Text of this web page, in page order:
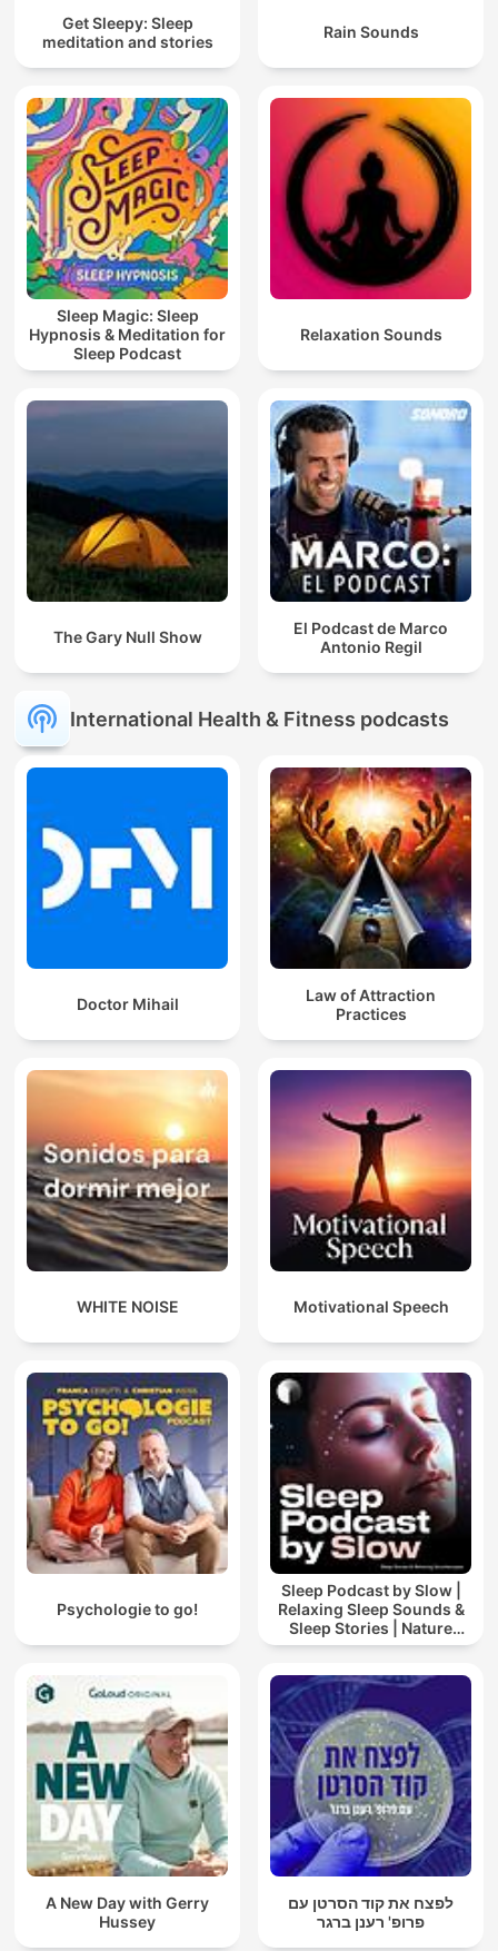
Get Sleepy: Sleep
meditation and stories
Rain Sounds
Sleep Magic: Sleep
Hypnosis & Meditation for
Sleep Podcast
Relaxation Sounds
The Gary Null Show
El Podcast de Marco
Antonio Regil
International Health & Fitness podcasts
Doctor Mihail
Law of Attraction
Practices
WHITE NOISE Motivational Speech
Psychologie to go!
Sleep Podcast by Slow |
Relaxing Sleep Sounds &
Sleep Stories | Nature
Sound For Sleep | ASMR
A New Day with Gerry
Hussey
לפצח את קוד הסרטן עם
פרופ' רענן ברגר